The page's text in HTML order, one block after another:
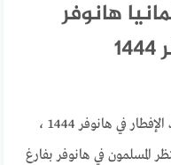
رمضان 2023 المانيا هانوفر
امساكية رمضان 2023 المانيا هانوفر موعد الإفطار في هانوفر 1444 ،
في هانوفر بفارغ